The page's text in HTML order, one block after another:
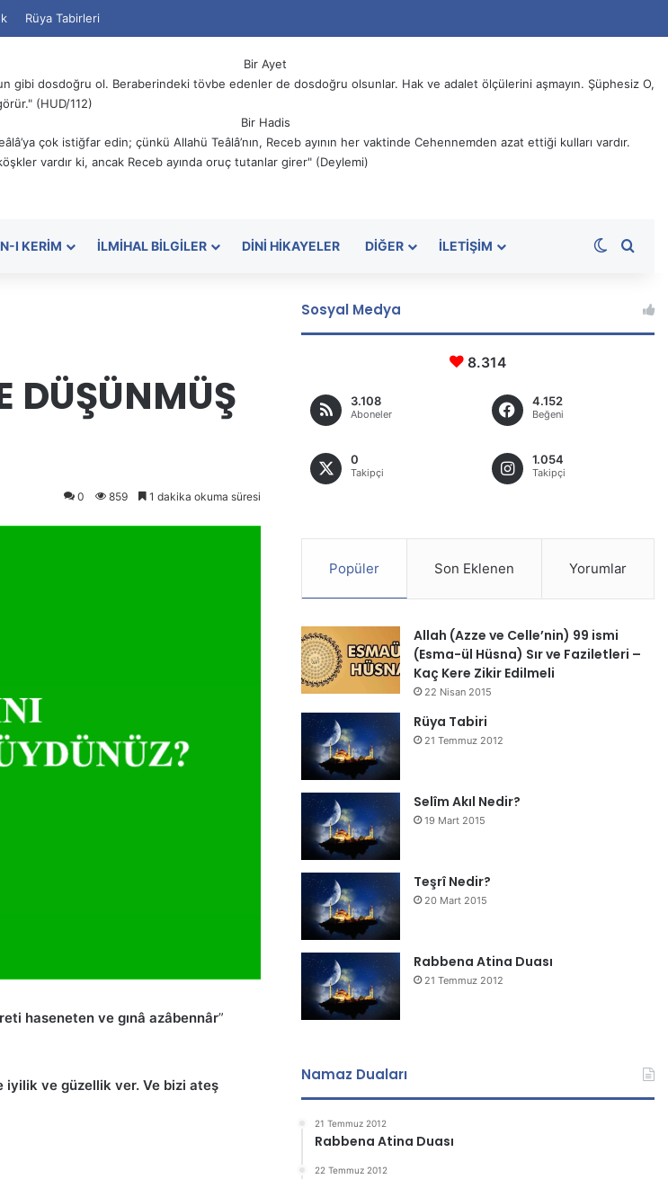
Rüya Tabirleri
Bir Ayet
gibi dosdoğru ol. Beraberindeki tövbe edenler de dosdoğru olsunlar. Hak ve adalet ölçülerini aşmayın. Şüphesiz O,
(HUD/112)
Bir Hadis
çok istiğfar edin; çünkü Allahü Teâlâ’nın, Receb ayının her vaktinde Cehennemden azat ettiği kulları vardır.
vardır ki, ancak Receb ayında oruç tutanlar girer" (Deylemi)
I KERIM İLMIHAL BILGILER DINI HIKAYELER DIĞER İLETIŞIM Dış
DÜŞÜNMÜŞ
0 859 1 dakika okuma süresi
haseneten ve gınâ azâbennâr”
iyilik ve güzellik ver. Ve bizi ateş
Sosyal Medya
8.314
3.108
Aboneler
4.152
Beğeni
0
Takipçi
1.054
Takipçi
Popüler Son Eklenen Yorumlar
Allah (Azze ve Celle’nin) 99 ismi
(Esma-ül Hüsna) Sır ve Faziletleri –
Kaç Kere Zikir Edilmeli
22 Nisan 2015
Rüya Tabiri
21 Temmuz 2012
Selîm Akıl Nedir?
19 Mart 2015
Teşrî Nedir?
20 Mart 2015
Rabbena Atina Duası
21 Temmuz 2012
Namaz Duaları
21 Temmuz 2012
Rabbena Atina Duası
22 Temmuz 2012